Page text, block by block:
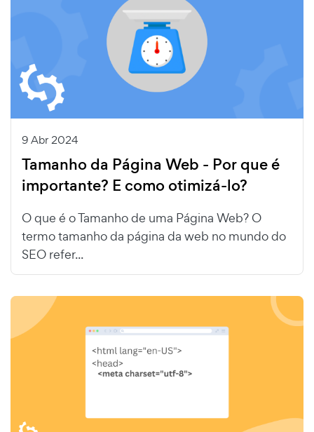
9 Abr 2024
Tamanho da Página Web - Por que é
importante? E como otimizá-lo?
O que é o Tamanho de uma Página Web? O
termo tamanho da página da web no mundo do
SEO refer...